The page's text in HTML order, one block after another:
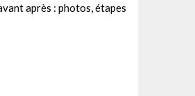
après : photos, étapes